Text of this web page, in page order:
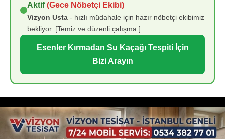
Aktif(Gece Nöbetçi Ekibi)
Vizyon Usta - hızlı müdahale için hazır nöbetçi ekibimiz
bekliyor. [Temiz ve düzenli çalışma.]
Esenler Kırmadan Su Kaçağı Tespiti İçin
Bizi Arayın